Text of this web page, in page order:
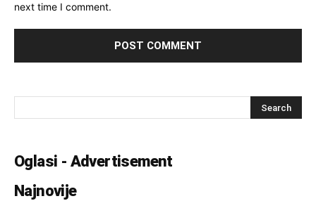
next time I comment.
Oglasi - Advertisement
Najnovije